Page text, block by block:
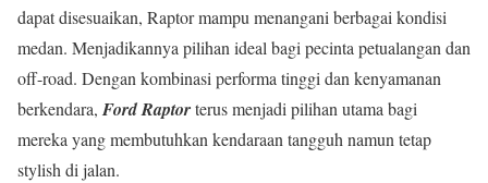
dapat disesuaikan, Raptor mampu menangani berbagai kondisi
medan. Menjadikannya pilihan ideal bagi pecinta petualangan dan
off-road. Dengan kombinasi performa tinggi dan kenyamanan
berkendara, Ford Raptorterus menjadi pilihan utama bagi
mereka yang membutuhkan kendaraan tangguh namun tetap
stylish di jalan.